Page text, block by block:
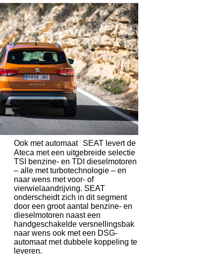
Ook met automaat SEAT levert de
Ateca met een uitgebreide selectie
TSI benzine- en TDI dieselmotoren
– alle met turbotechnologie – en
naar wens met voor- of
vierwielaandrijving. SEAT
onderscheidt zich in dit segment
door een groot aantal benzine- en
dieselmotoren naast een
handgeschakelde versnellingsbak
naar wens ook met een DSG-
automaat met dubbele koppeling te
leveren.